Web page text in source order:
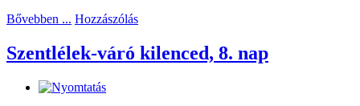
Bővebben ... Hozzászólás
Szentlélek-váró kilenced, 8. nap